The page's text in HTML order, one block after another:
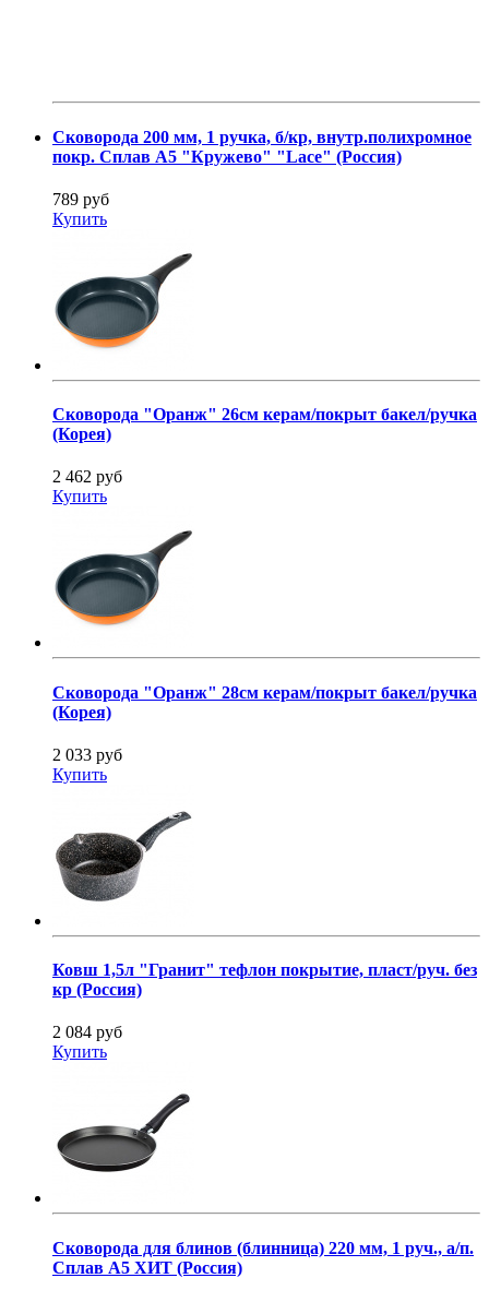
Сковорода 200 мм, 1 ручка, б/кр, внутр.полихромное
покр. Сплав А5 "Кружево" "Lace" (Россия)
789 руб
Купить
Сковорода "Оранж" 26см керам/покрыт бакел/ручка
(Корея)
2 462 руб
Купить
Сковорода "Оранж" 28см керам/покрыт бакел/ручка
(Корея)
2 033 руб
Купить
Ковш 1,5л "Гранит" тефлон покрытие, пласт/руч. без
кр (Россия)
2 084 руб
Купить
Сковорода для блинов (блинница) 220 мм, 1 руч., а/п.
Сплав А5 ХИТ (Россия)